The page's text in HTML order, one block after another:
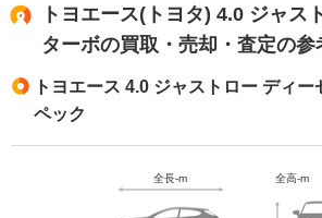
トヨエース(トヨタ) 4.0 ジャス
ターボの買取・売却・査定の参
トヨエース 4.0 ジャストロー ディ
ペック
全長-m 全高-m